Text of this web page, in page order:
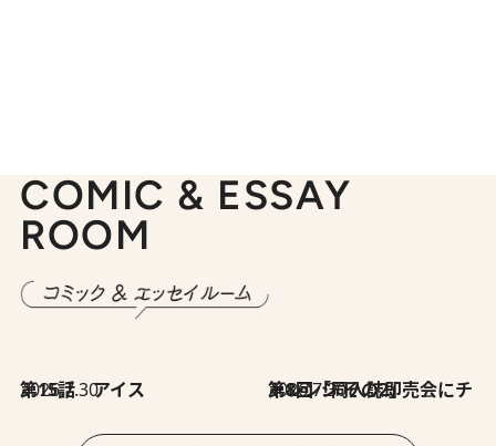
COMIC & ESSAY
ROOM
2026.7.30
第15話 アイス 2026.7.30
第8回「同人誌即売会にチャレンジ その2」